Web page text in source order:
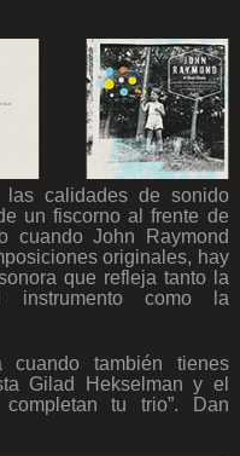
calidades de sonido
un fiscorno al frente de
cuando John Raymond
originales, hay
que refleja tanto la
instrumento como la
cuando también tienes
Gilad Hekselman y el
tu trio”. Dan